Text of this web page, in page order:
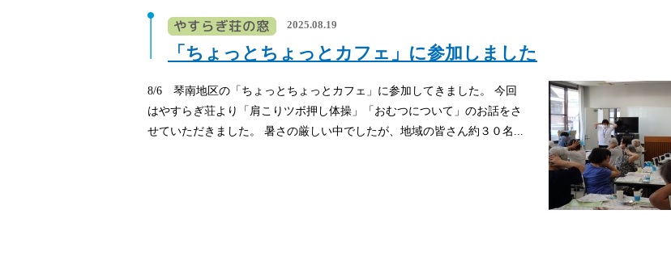
2025.08.19
「ちょっとちょっとカフェ」に参加しました
8/6 琴南地区の「ちょっとちょっとカフェ」に参加してきました。 今回
はやすらぎ荘より「肩こりツボ押し体操」「おむつについて」のお話をさ
せていただきました。 暑さの厳しい中でしたが、地域の皆さん約３０名...